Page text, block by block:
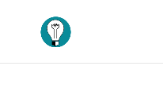
halaman